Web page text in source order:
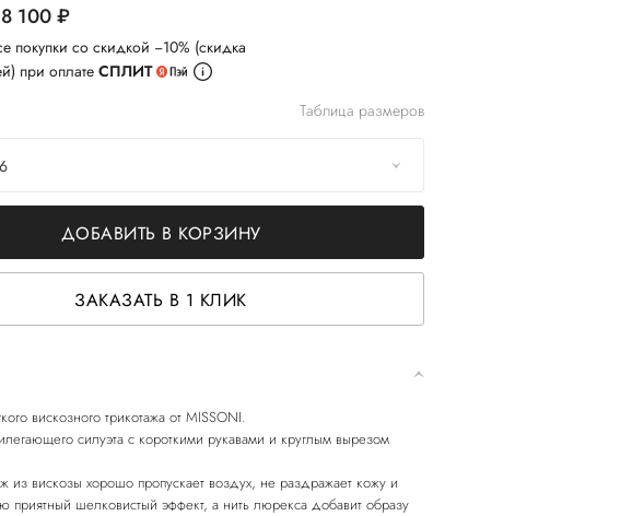
100руб.
покупки со скидкой −10% (скидка
при оплатеСПЛИТ
Таблица размеров
ДОБАВИТЬ В КОРЗИНУ
ЗАКАЗАТЬ В 1 КЛИК
вискозного трикотажа от MISSONI.
силуэта с короткими рукавами и круглым вырезом
из вискозы хорошо пропускает воздух, не раздражает кожу и
приятный шелковистый эффект, а нить люрекса добавит образу